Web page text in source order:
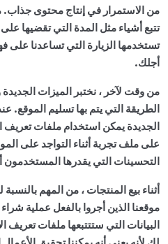
من الاستمرار في إنتاج محتوى جذاب.
تتبع أشياء مثل المدة التي تقضيها
تستخدمها الزيارة التي تساعدنا
أجلك.
من وقت لآخر ، نختبر الميزات
الطريقة التي يتم بها تسليم الموقع.
الجديدة يمكن استخدام ملفات
على ملف تجربة أثناء التواجد على
التحسينات التي يقدرها المستخدمون
أثناء بيع المنتجات ، من المهم
موقعنا الذين أجروا بالفعل عملية
البيانات التي ستتتبعها ملفات تعريف